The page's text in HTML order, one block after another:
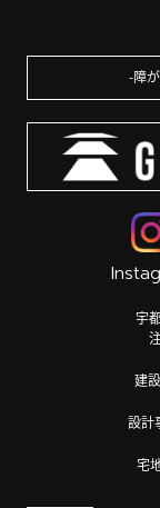
障
宇
建
設計
宅